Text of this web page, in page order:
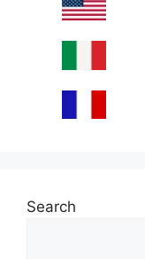
Search